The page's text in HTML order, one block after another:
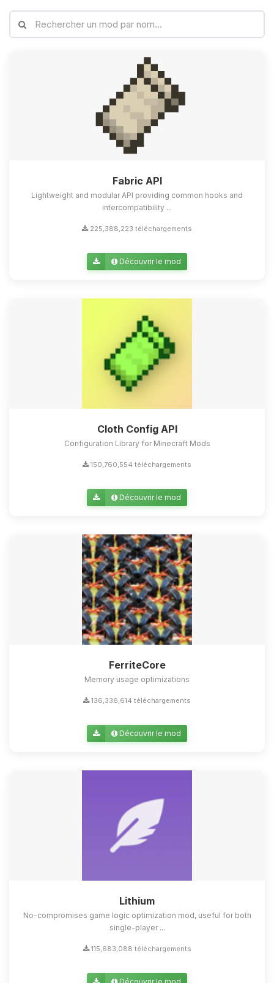
Fabric API
Lightweight and modular API providing common hooks and
intercompatibility ...
225,388,223 téléchargements
Découvrir le mod
Cloth Config API
Configuration Library for Minecraft Mods
150,760,554 téléchargements
Découvrir le mod
FerriteCore
Memory usage optimizations
136,336,614 téléchargements
Découvrir le mod
Lithium
No-compromises game logic optimization mod, useful for both
single-player ...
115,683,088 téléchargements